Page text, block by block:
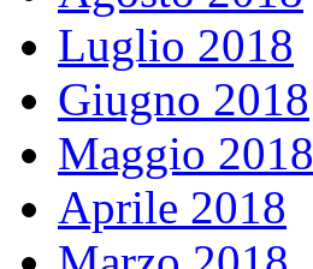
Luglio 2018
Giugno 2018
Maggio 2018
Aprile 2018